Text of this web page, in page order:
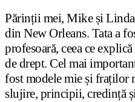
Părinții mei, Mike și Linda
din New Orleans. Tata a
profesoară, ceea ce
de drept. Cel mai
fost modele mie și fraților
slujire, principii, credință